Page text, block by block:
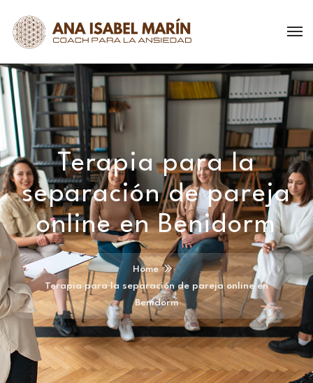
Terapia para la
separación de pareja
online en Benidorm
Home
Terapia para la separación de pareja online en
Benidorm